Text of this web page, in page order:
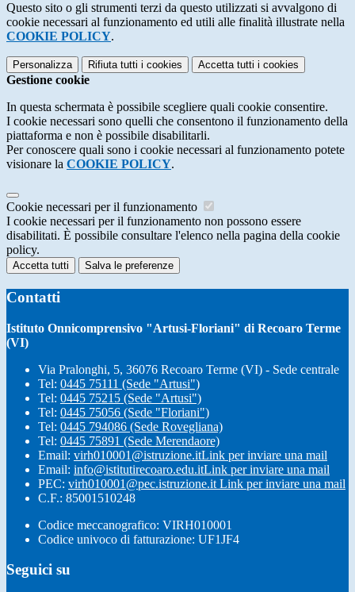
Questo sito o gli strumenti terzi da questo utilizzati si avvalgono di
cookie necessari al funzionamento ed utili alle finalità illustrate nella
COOKIE POLICY.
Personalizza Rifiuta tutti i cookies Accetta tutti i cookies
Gestione cookie
In questa schermata è possibile scegliere quali cookie consentire.
I cookie necessari sono quelli che consentono il funzionamento della
piattaforma e non è possibile disabilitarli.
Per conoscere quali sono i cookie necessari al funzionamento potete
visionare la COOKIE POLICY.
Cookie necessari per il funzionamento
I cookie necessari per il funzionamento non possono essere
disabilitati. È possibile consultare l'elenco nella pagina della cookie
policy.
Accetta tutti Salva le preferenze
Contatti
Istituto Onnicomprensivo "Artusi-Floriani" di Recoaro Terme
(VI)
Via Pralonghi, 5, 36076 Recoaro Terme (VI) - Sede centrale
Tel: 0445 75111 (Sede "Artusi")
Tel: 0445 75215 (Sede "Artusi")
Tel: 0445 75056 (Sede "Floriani")
Tel: 0445 794086 (Sede Rovegliana)
Tel: 0445 75891 (Sede Merendaore)
Email: virh010001@istruzione.itLink per inviare una mail
Email: info@istitutirecoaro.edu.itLink per inviare una mail
PEC: virh010001@pec.istruzione.it Link per inviare una mail
C.F.: 85001510248
Codice meccanografico: VIRH010001
Codice univoco di fatturazione: UF1JF4
Seguici su